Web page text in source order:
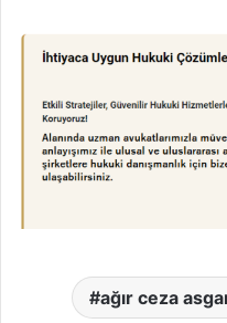
ağır ceza